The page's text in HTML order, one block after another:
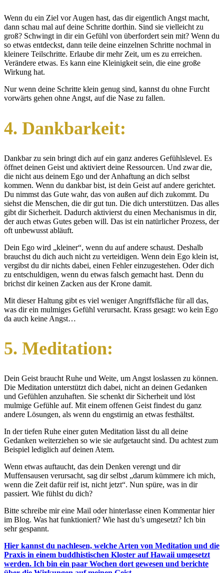
Wenn du ein Ziel vor Augen hast, das dir eigentlich Angst macht,
dann schau mal auf deine Schritte dorthin. Sind sie vielleicht zu
groß? Schwingt in dir ein Gefühl von überfordert sein mit? Wenn du
so etwas entdeckst, dann teile deine einzelnen Schritte nochmal in
kleinere Teilschritte. Erlaube dir mehr Zeit, um es zu erreichen.
Verändere etwas. Es kann eine Kleinigkeit sein, die eine große
Wirkung hat.
Nur wenn deine Schritte klein genug sind, kannst du ohne Furcht
vorwärts gehen ohne Angst, auf die Nase zu fallen.
4. Dankbarkeit:
Dankbar zu sein bringt dich auf ein ganz anderes Gefühlslevel. Es
öffnet deinen Geist und aktiviert deine Ressourcen. Und zwar die,
die nicht aus deinem Ego und der Anhaftung an dich selbst
kommen. Wenn du dankbar bist, ist dein Geist auf andere gerichtet.
Du nimmst das Gute wahr, das von außen auf dich zukommt. Du
siehst die Menschen, die dir gut tun. Die dich unterstützen. Das alles
gibt dir Sicherheit. Dadurch aktivierst du einen Mechanismus in dir,
der auch etwas Gutes geben will. Das ist ein natürlicher Prozess, der
oft unbewusst abläuft.
Dein Ego wird „kleiner“, wenn du auf andere schaust. Deshalb
brauchst du dich auch nicht zu verteidigen. Wenn dein Ego klein ist,
vergibst du dir nichts dabei, einen Fehler einzugestehen. Oder dich
zu entschuldigen, wenn du etwas falsch gemacht hast. Denn du
brichst dir keinen Zacken aus der Krone damit.
Mit dieser Haltung gibt es viel weniger Angriffsfläche für all das,
was dir ein mulmiges Gefühl verursacht. Krass gesagt: wo kein Ego
da auch keine Angst…
5. Meditation:
Dein Geist braucht Ruhe und Weite, um Angst loslassen zu können.
Die Meditation unterstützt dich dabei, nicht an deinen Gedanken
und Gefühlen anzuhaften. Sie schenkt dir Sicherheit und löst
mulmige Gefühle auf. Mit einem offenen Geist findest du ganz
andere Lösungen, als wenn du engstirnig an etwas festhältst.
In der tiefen Ruhe einer guten Meditation lässt du all deine
Gedanken weiterziehen so wie sie aufgetaucht sind. Du achtest zum
Beispiel lediglich auf deinen Atem.
Wenn etwas auftaucht, das dein Denken verengt und dir
Muffensausen verursacht, sag dir selbst „darum kümmere ich mich,
wenn die Zeit dafür reif ist, nicht jetzt“. Nun spüre, was in dir
passiert. Wie fühlst du dich?
Bitte schreibe mir eine Mail oder hinterlasse einen Kommentar hier
im Blog. Was hat funktioniert? Wie hast du’s umgesetzt? Ich bin
sehr gespannt.
Hier kannst du nachlesen, welche Arten von Meditation und die
Praxis in einem buddhistischen Kloster auf Hawaii umgesetzt
werden. Ich bin ein paar Wochen dort gewesen und berichte